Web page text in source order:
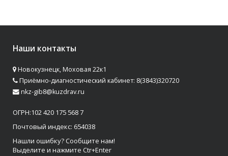
Наши контакты
Новокузнецк, Моховая 22к1
Приёмно-диагностический кабинет: 8(3843)320720
nkz-gib8@kuzdrav.ru
ОГРН:102 420 175 568 7
Почтовый индекс: 654038
Нашли ошибку? Сообщите нам!
Выделите и нажмите Ctr+Enter